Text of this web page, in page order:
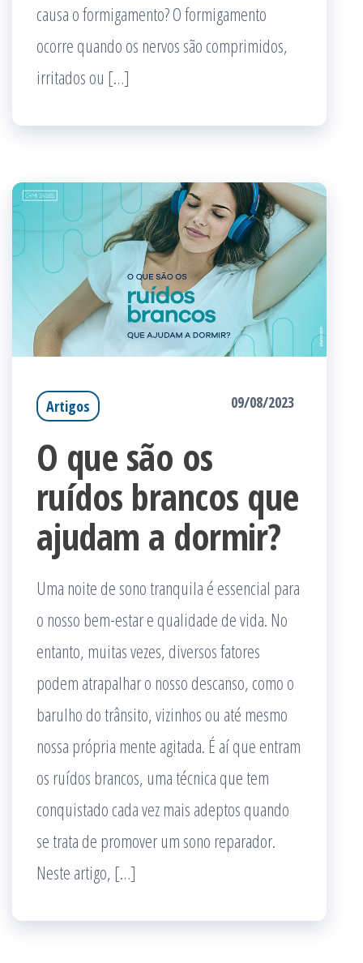
causa o formigamento? O formigamento
ocorre quando os nervos são comprimidos,
irritados ou […]
Artigos 09/08/2023
O que são os
ruídos brancos que
ajudam a dormir?
Uma noite de sono tranquila é essencial para
o nosso bem-estar e qualidade de vida. No
entanto, muitas vezes, diversos fatores
podem atrapalhar o nosso descanso, como o
barulho do trânsito, vizinhos ou até mesmo
nossa própria mente agitada. É aí que entram
os ruídos brancos, uma técnica que tem
conquistado cada vez mais adeptos quando
se trata de promover um sono reparador.
Neste artigo, […]